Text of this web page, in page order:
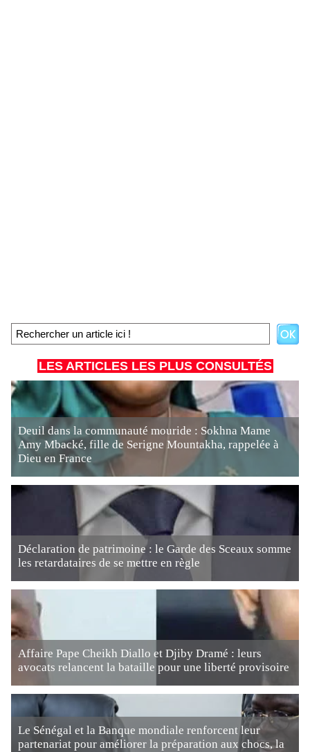
LES ARTICLES LES PLUS CONSULTÉS
Deuil dans la communauté mouride : Sokhna Mame
Amy Mbacké, fille de Serigne Mountakha, rappelée à
Dieu en France
Déclaration de patrimoine : le Garde des Sceaux somme
les retardataires de se mettre en règle
Affaire Pape Cheikh Diallo et Djiby Dramé : leurs
avocats relancent la bataille pour une liberté provisoire
Le Sénégal et la Banque mondiale renforcent leur
partenariat pour améliorer la préparation aux chocs, la